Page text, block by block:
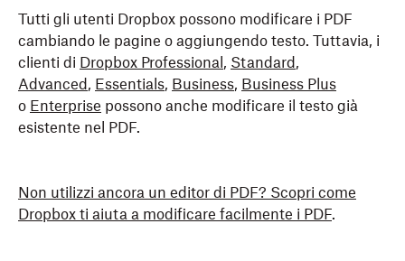
Tutti gli utenti Dropbox possono modificare i PDF
cambiando le pagine o aggiungendo testo. Tuttavia, i
clienti di Dropbox Professional , Standard ,
Advanced , Essentials, Business, Business Plus
o Enterprise possono anche modificare il testo già
esistente nel PDF.
Non utilizzi ancora un editor di PDF? Scopri come
Dropbox ti aiuta a modificare facilmente i PDF.